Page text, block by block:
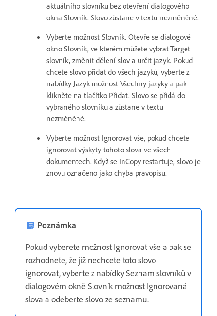
aktuálního slovníku bez otevření dialogového
okna Slovník. Slovo zůstane v textu nezměněné.
Vyberte možnost Slovník. Otevře se dialogové
okno Slovník, ve kterém můžete vybrat Target
slovník, změnit dělení slov a určit jazyk. Pokud
chcete slovo přidat do všech jazyků, vyberte z
nabídky Jazyk možnost Všechny jazyky a pak
klikněte na tlačítko Přidat. Slovo se přidá do
vybraného slovníku a zůstane v textu
nezměněné.
Vyberte možnost Ignorovat vše, pokud chcete
ignorovat výskyty tohoto slova ve všech
dokumentech. Když se InCopy restartuje, slovo je
znovu označeno jako chyba pravopisu.
Poznámka
Pokud vyberete možnost Ignorovat vše a pak se
rozhodnete, že již nechcete toto slovo
ignorovat, vyberte z nabídky Seznam slovníků v
dialogovém okně Slovník možnost Ignorovaná
slova a odeberte slovo ze seznamu.